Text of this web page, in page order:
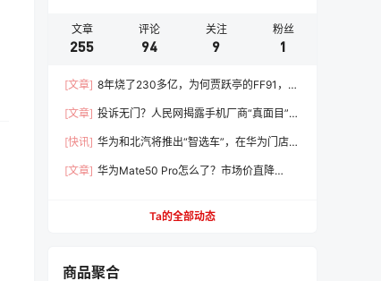
文章
255
评论
94
关注
9
粉丝
1
[文章] 8年烧了230多亿，为何贾跃亭的FF91，就
[文章] 投诉无门？人民网揭露手机厂商“真面目”，
[快讯] 华为和北汽将推出“智选车”，在华为门店销
[文章] 华为Mate50 Pro怎么了？市场价直降
Ta的全部动态
商品聚合